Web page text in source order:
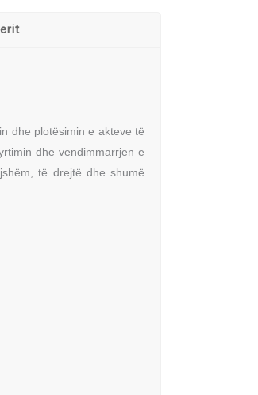
dhe plotësimin e akteve të
dhe vendimmarrjen e
të drejtë dhe shumë